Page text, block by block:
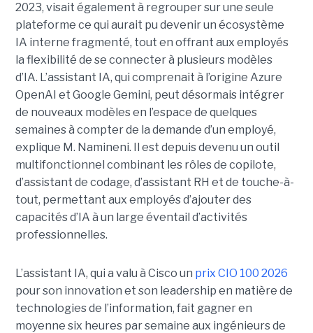
2023, visait également à regrouper sur une seule
plateforme ce qui aurait pu devenir un écosystème
IA interne fragmenté, tout en offrant aux employés
la flexibilité de se connecter à plusieurs modèles
d’IA. L’assistant IA, qui comprenait à l’origine Azure
OpenAI et Google Gemini, peut désormais intégrer
de nouveaux modèles en l’espace de quelques
semaines à compter de la demande d’un employé,
explique M. Namineni. Il est depuis devenu un outil
multifonctionnel combinant les rôles de copilote,
d’assistant de codage, d’assistant RH et de touche-à-
tout, permettant aux employés d’ajouter des
capacités d’IA à un large éventail d’activités
professionnelles.
L’assistant IA, qui a valu à Cisco un prix CIO 100 2026
pour son innovation et son leadership en matière de
technologies de l’information, fait gagner en
moyenne six heures par semaine aux ingénieurs de